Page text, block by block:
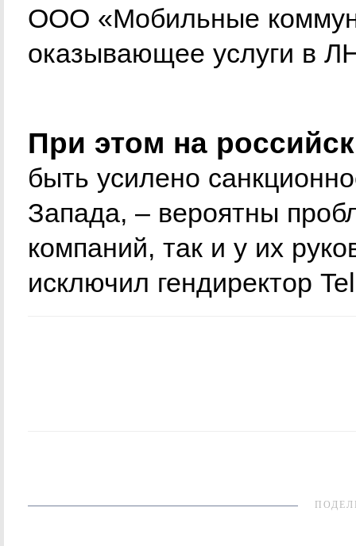
ООО «Мобильные
оказывающее услуги в
При этом на
быть усилено
Запада, – вероятны
компаний, так и у их
исключил гендиректор